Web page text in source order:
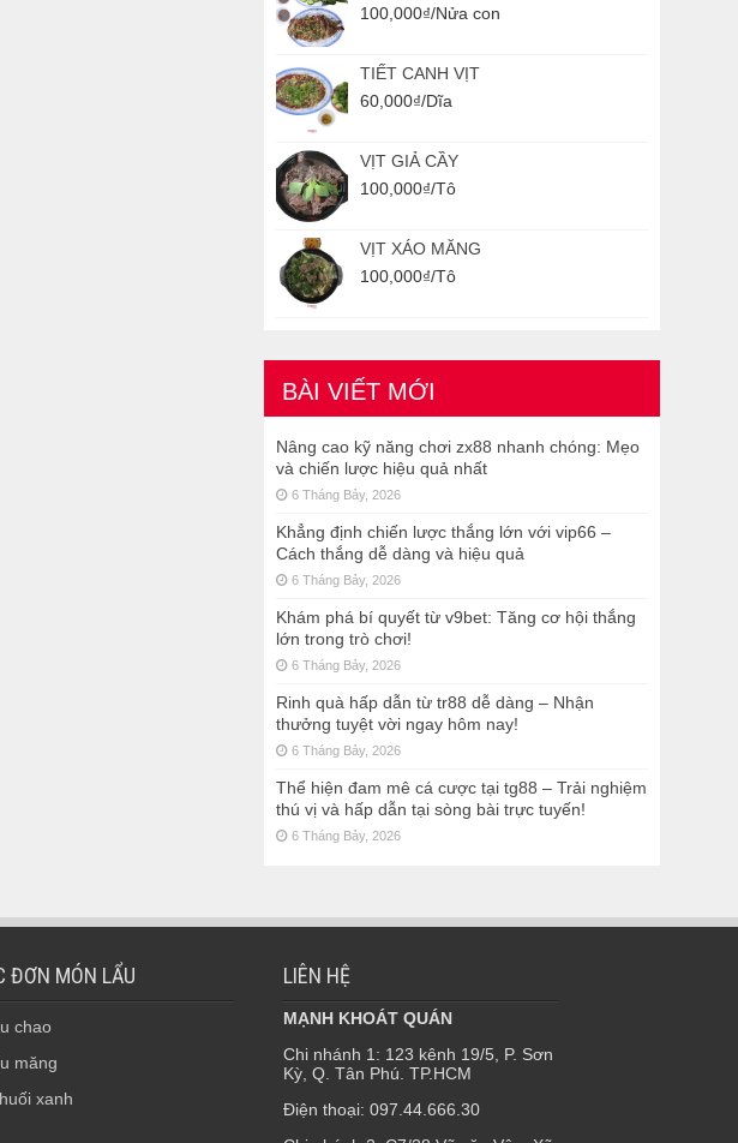
100,000₫/Nửa con
TIẾT CANH VỊT
60,000₫/Dĩa
VỊT GIẢ CẦY
100,000₫/Tô
VỊT XÁO MĂNG
100,000₫/Tô
BÀI VIẾT MỚI
Nâng cao kỹ năng chơi zx88 nhanh chóng: Mẹo
và chiến lược hiệu quả nhất
6 Tháng Bảy, 2026
Khẳng định chiến lược thắng lớn với vip66 –
Cách thắng dễ dàng và hiệu quả
6 Tháng Bảy, 2026
Khám phá bí quyết từ v9bet: Tăng cơ hội thắng
lớn trong trò chơi!
6 Tháng Bảy, 2026
Rinh quà hấp dẫn từ tr88 dễ dàng – Nhận
thưởng tuyệt vời ngay hôm nay!
6 Tháng Bảy, 2026
Thể hiện đam mê cá cược tại tg88 – Trải nghiệm
thú vị và hấp dẫn tại sòng bài trực tuyến!
6 Tháng Bảy, 2026
ĐƠN MÓN LẨU
chao
măng
xanh
LIÊN HỆ
MẠNH KHOÁT QUÁN
Chi nhánh 1: 123 kênh 19/5, P. Sơn
Kỳ, Q. Tân Phú. TP.HCM
Điện thoại: 097.44.666.30